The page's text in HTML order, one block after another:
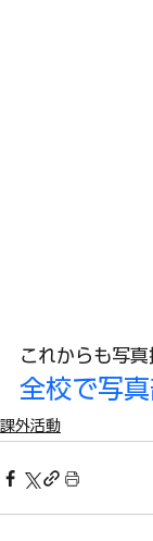
これからも写真
全校で写真
課外活動